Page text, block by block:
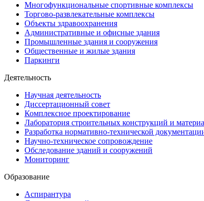
Многофункциональные спортивные комплексы
Торгово-развлекательные комплексы
Объекты здравоохранения
Административные и офисные здания
Промышленные здания и сооружения
Общественные и жилые здания
Паркинги
Деятельность
Научная деятельность
Диссертационный совет
Комплексное проектирование
Лаборатория строительных конструкций и
Разработка нормативно-технической
Научно-техническое сопровождение
Обследование зданий и сооружений
Мониторинг
Образование
Аспирантура